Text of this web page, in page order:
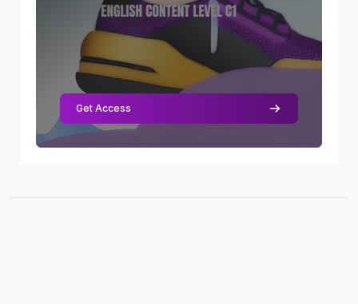
Get Access